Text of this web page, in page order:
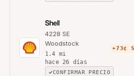
Shell
4228 SE
Woodstock
1.4 mi
hace 26 días
CONFIRMAR PRECIO
+73¢